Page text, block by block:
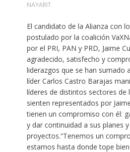
NAYARIT
El candidato de la Alianza con
postulado por la coalición
por el PRI, PAN y PRD, Jaime
agradecido, satisfecho y
liderazgos que se han sumado
líder Carlos Castro Barajas
líderes de distintos sectores de
sienten representados por
tienen un compromiso con él:
y dar continuidad a sus planes y
proyectos.“Tenemos un
estamos hasta donde tope